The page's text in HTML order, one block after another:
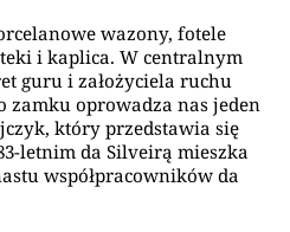
wazony, fotele
i kaplica. W centralnym
guru i założyciela ruchu
zamku oprowadza nas jeden
który przedstawia się
letnim da Silveirą mieszka
współpracowników da